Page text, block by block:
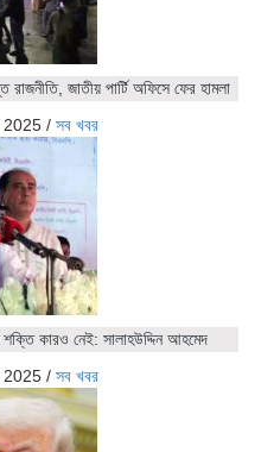
জাতীয় পার্টি অফিসে ফের হামলা
2025 / সব খবর
শক্তি কারও নেই: সালাহউদ্দিন আহমেদ
2025 / সব খবর